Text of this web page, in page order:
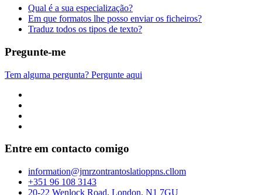
Qual é a sua especialização?
Em que formatos lhe posso enviar os ficheiros?
Traduz todos os tipos de texto?
Pregunte-me
Tem alguma pergunta? Pergunte aqui
Entre em contacto comigo
information@jmrzontrantoslatioppns.cllom
+351 96 108 3143
20-22 Wenlock Road, London, N1 7GU